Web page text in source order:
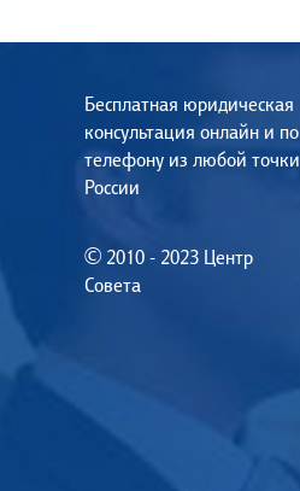
Бесплатная юридическая
консультация онлайн и по
телефону из любой точки
России
© 2010 - 2023 Центр
Совета